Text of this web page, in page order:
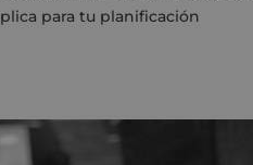
para tu planificación